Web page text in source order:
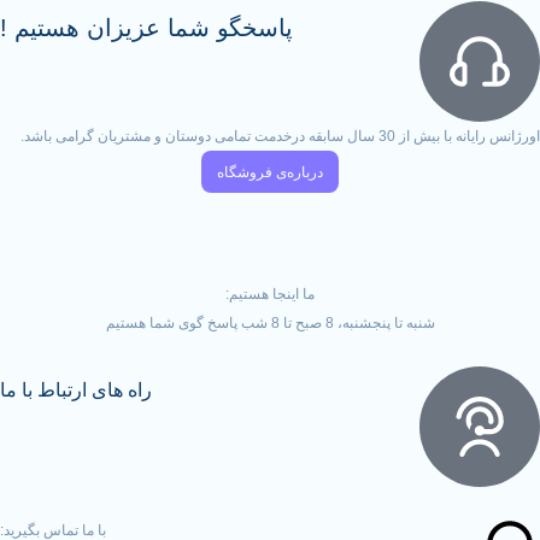
پاسخگو شما عزیزان هستیم !
دوستان و مشتریان گرامی باشد.
درباره‌ی فروشگاه
ما اینجا هستیم:
شنبه تا پنجشنبه، 8 صبح تا 8 شب پاسخ گوی شما هستیم
راه های ارتباط با ما
با ما تماس بگیرید: